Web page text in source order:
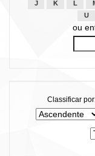
J
K L
U
ou
Classificar